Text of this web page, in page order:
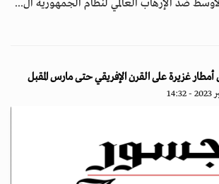
ضد الإرهاب العالمي لنظام الجمهورية ال...
غزيرة على القرن الإفريقي حتى مارس المقبل